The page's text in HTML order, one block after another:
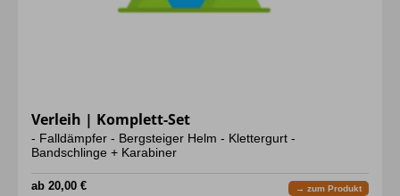
Verleih | Komplett-Set
- Falldämpfer - Bergsteiger Helm - Klettergurt -
Bandschlinge + Karabiner
ab 20,00 € → zum Produkt